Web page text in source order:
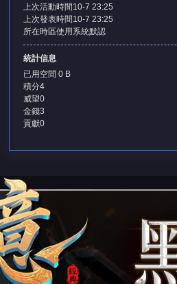
堂
上次活動時間 10-7 23:25
上次發表時間 10-7 23:25
所在時區使用系統默認
統計信息
已用空間 0 B
積分4
威望0
金錢3
貢獻0